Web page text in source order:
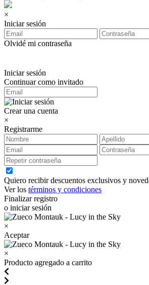
×
Iniciar sesión
Olvidé mi contraseña
Iniciar sesión
Continuar como invitado
Crear una cuenta
×
Registrarme
Quiero recibir descuentos exclusivos y
Ver los términos y condiciones
Finalizar registro
o iniciar sesión
×
Aceptar
×
Producto agregado a carrito